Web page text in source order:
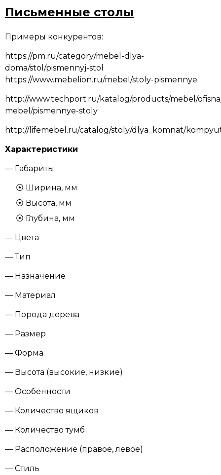
Письменные столы
Примеры конкурентов:
https://pm.ru/category/mebel-dlya-
doma/stol/pismennyj-stol
https://www.mebelion.ru/mebel/stoly-pismennye
http://www.techport.ru/katalog/products/mebel/
mebel/pismennye-stoly
http://lifemebel.ru/catalog/stoly/dlya_komnat/
Характеристики
— Габариты
Ширина, мм
Высота, мм
Глубина, мм
— Цвета
— Тип
— Назначение
— Материал
— Порода дерева
— Размер
— Форма
— Высота (высокие, низкие)
— Особенности
— Количество ящиков
— Количество тумб
— Расположение (правое, левое)
— Стиль